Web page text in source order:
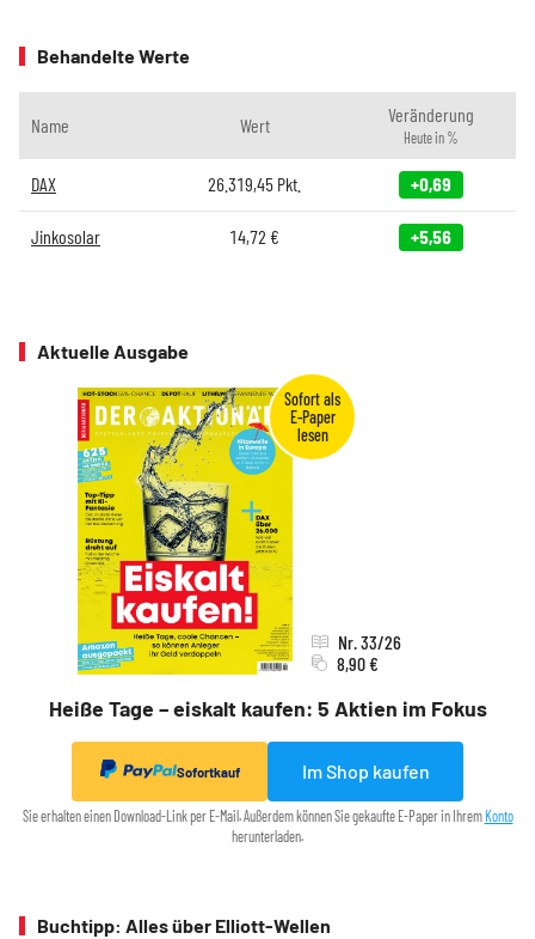
Behandelte Werte
Name Wert Veränderung
Heute in %
DAX 26.319,45 Pkt. +0,69
Jinkosolar 14,72 € +5,56
Aktuelle Ausgabe
Heiße Tage – eiskalt kaufen: 5 Aktien im Fokus
Nr. 33/26
8,90 €
Sofortkauf Im Shop kaufen
Sie erhalten einen Download-Link per E-Mail. Außerdem können Sie gekaufte E-Paper in Ihrem Konto
herunterladen.
Buchtipp: Alles über Elliott-Wellen